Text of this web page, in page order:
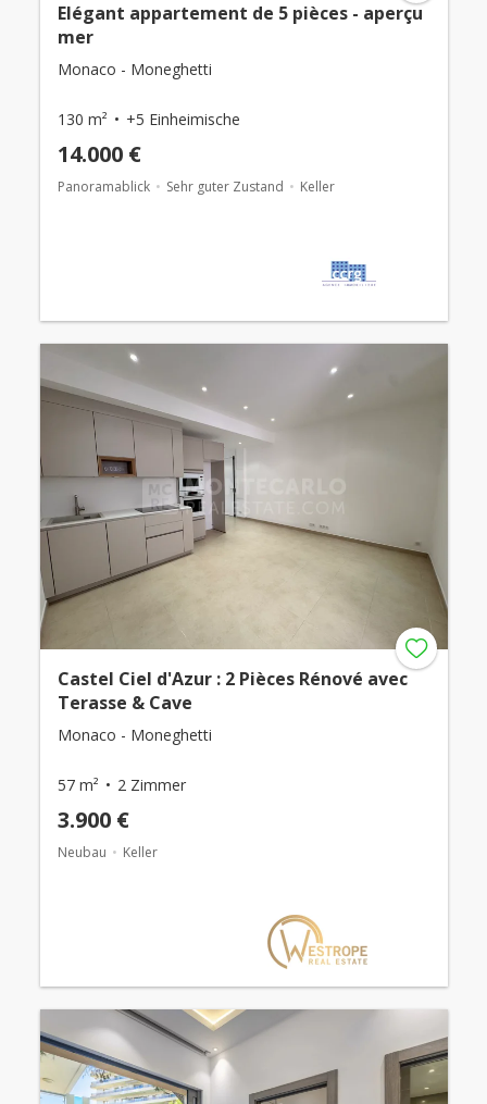
Elégant appartement de 5 pièces - aperçu
mer
Monaco - Moneghetti
130 m² +5 Einheimische
14.000 €
Panoramablick Sehr guter Zustand Keller
Castel Ciel d'Azur : 2 Pièces Rénové avec
Terasse & Cave
Monaco - Moneghetti
57 m² 2 Zimmer
3.900 €
Neubau Keller